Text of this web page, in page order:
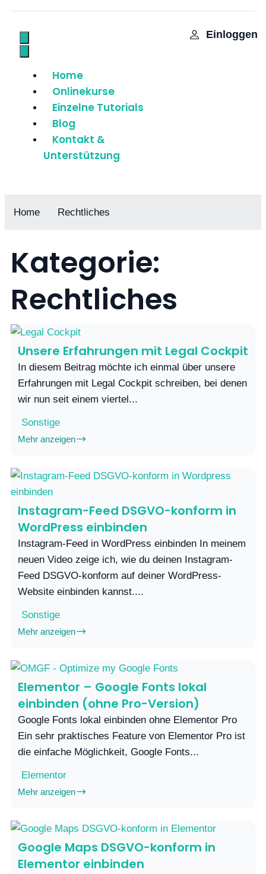
Home
Onlinekurse
Einzelne Tutorials
Blog
Kontakt &
Unterstützung
Einloggen
Home Rechtliches
Kategorie:
Rechtliches
Unsere Erfahrungen mit Legal Cockpit
In diesem Beitrag möchte ich einmal über unsere
Erfahrungen mit Legal Cockpit schreiben, bei denen
wir nun seit einem viertel...
Sonstige
Mehr anzeigen
Instagram-Feed DSGVO-konform in
WordPress einbinden
Instagram-Feed in WordPress einbinden In meinem
neuen Video zeige ich, wie du deinen Instagram-
Feed DSGVO-konform auf deiner WordPress-
Website einbinden kannst....
Sonstige
Mehr anzeigen
Elementor – Google Fonts lokal
einbinden (ohne Pro-Version)
Google Fonts lokal einbinden ohne Elementor Pro
Ein sehr praktisches Feature von Elementor Pro ist
die einfache Möglichkeit, Google Fonts...
Elementor
Mehr anzeigen
Google Maps DSGVO-konform in
Elementor einbinden